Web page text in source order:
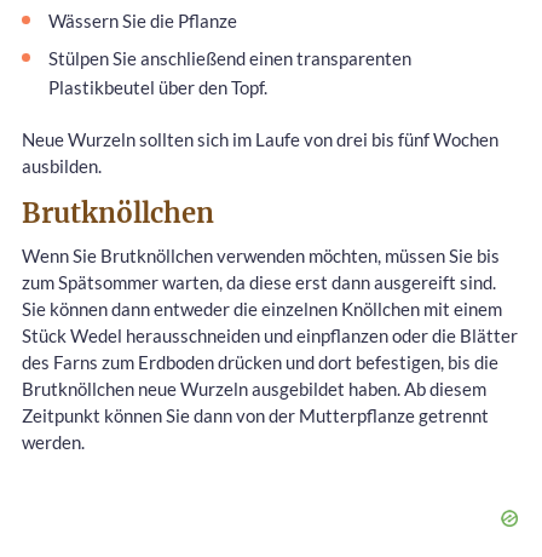
Wässern Sie die Pflanze
Stülpen Sie anschließend einen transparenten
Plastikbeutel über den Topf.
Neue Wurzeln sollten sich im Laufe von drei bis fünf Wochen
ausbilden.
Brutknöllchen
Wenn Sie Brutknöllchen verwenden möchten, müssen Sie bis
zum Spätsommer warten, da diese erst dann ausgereift sind.
Sie können dann entweder die einzelnen Knöllchen mit einem
Stück Wedel herausschneiden und einpflanzen oder die Blätter
des Farns zum Erdboden drücken und dort befestigen, bis die
Brutknöllchen neue Wurzeln ausgebildet haben. Ab diesem
Zeitpunkt können Sie dann von der Mutterpflanze getrennt
werden.